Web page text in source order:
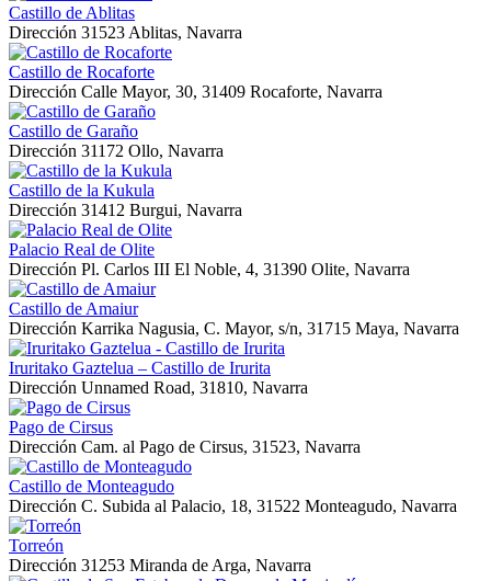
Castillo de Ablitas
Dirección 31523 Ablitas, Navarra
Castillo de Rocaforte
Dirección Calle Mayor, 30, 31409 Rocaforte, Navarra
Castillo de Garaño
Dirección 31172 Ollo, Navarra
Castillo de la Kukula
Dirección 31412 Burgui, Navarra
Palacio Real de Olite
Dirección Pl. Carlos III El Noble, 4, 31390 Olite, Navarra
Castillo de Amaiur
Dirección Karrika Nagusia, C. Mayor, s/n, 31715 Maya, Navarra
Iruritako Gaztelua – Castillo de Irurita
Dirección Unnamed Road, 31810, Navarra
Pago de Cirsus
Dirección Cam. al Pago de Cirsus, 31523, Navarra
Castillo de Monteagudo
Dirección C. Subida al Palacio, 18, 31522 Monteagudo, Navarra
Torreón
Dirección 31253 Miranda de Arga, Navarra